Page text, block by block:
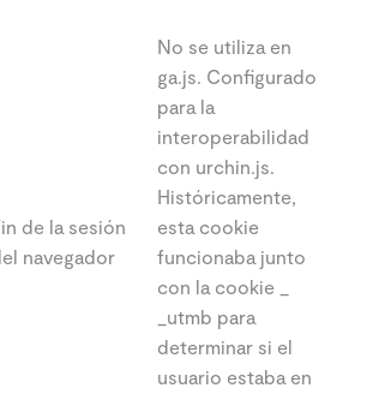
de la sesión
navegador
No se utiliza en
ga.js. Configurado
para la
interoperabilidad
con urchin.js.
Históricamente,
esta cookie
funcionaba junto
con la cookie _
_utmb para
determinar si el
usuario estaba en